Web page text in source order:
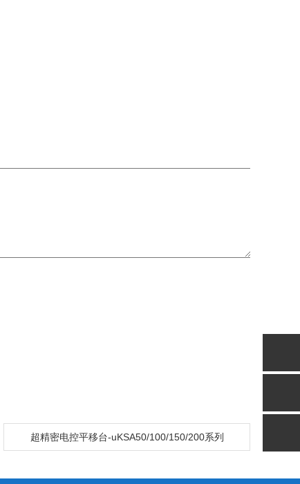
超精密电控平移台-uKSA50/100/150/200系列